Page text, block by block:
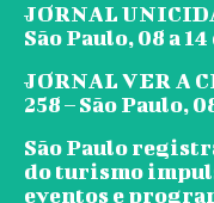
JORNAL
São Paulo, 08 a
JORNAL VER A
258 – São Paulo,
São Paulo
do turismo
eventos e